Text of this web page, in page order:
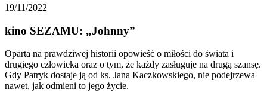
19/11/2022
kino SEZAMU: „Johnny”
Oparta na prawdziwej historii opowieść o miłości do świata i
drugiego człowieka oraz o tym, że każdy zasługuje na drugą szansę.
Gdy Patryk dostaje ją od ks. Jana Kaczkowskiego, nie podejrzewa
nawet, jak odmieni to jego życie.